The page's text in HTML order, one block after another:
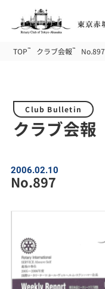
TOP クラブ会報 No.897
Club Bulletin
クラブ会報
2006.02.10
No.897